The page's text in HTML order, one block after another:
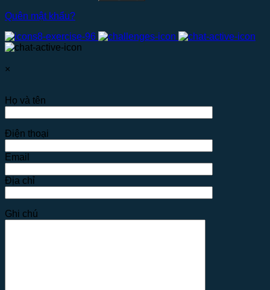
Quên mật khẩu?
×
Họ và tên
Điện thoại
Email
Địa chỉ
Ghi chú